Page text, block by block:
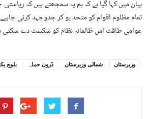
بیان میں کہا گیا ہے کہ ہم یہ سمجھتے ہیں کہ
تمام مظلوم اقوام کو متحد ہو کر جدوجہد کرنی
عوامی طاقت اس ظالمانہ نظام کو شکست دے سکتی
بلوچ ڈرون حملہ شمالی وزیرستان وزیرستان